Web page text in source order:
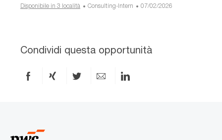
Disponibile in 3 località
C
o
Consulting-Intern
D
d
i
07/02/2026
Condividi questa opportunità
Condividi
Condividi
Condividi
CondividiCondividi